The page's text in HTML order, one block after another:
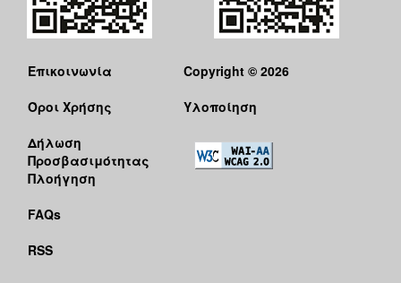
Επικοινωνία
Όροι Χρήσης
Δήλωση
Προσβασιμότητας
Πλοήγηση
FAQs
RSS
Copyright © 2026
Υλοποίηση